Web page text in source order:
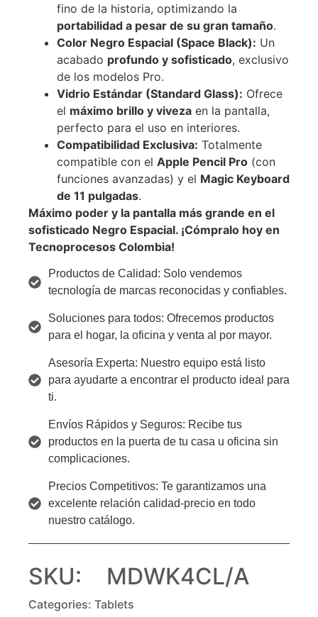
fino de la historia, optimizando la
portabilidad a pesar de su gran tamaño.
Color Negro Espacial (Space Black): Un
acabado profundo y sofisticado, exclusivo
de los modelos Pro.
Vidrio Estándar (Standard Glass): Ofrece
el máximo brillo y viveza en la pantalla,
perfecto para el uso en interiores.
Compatibilidad Exclusiva: Totalmente
compatible con el Apple Pencil Pro (con
funciones avanzadas) y el Magic Keyboard
de 11 pulgadas.
Máximo poder y la pantalla más grande en el
sofisticado Negro Espacial. ¡Cómpralo hoy en
Tecnoprocesos Colombia!
Productos de Calidad: Solo vendemos
tecnología de marcas reconocidas y confiables.
Soluciones para todos: Ofrecemos productos
para el hogar, la oficina y venta al por mayor.
Asesoría Experta: Nuestro equipo está listo
para ayudarte a encontrar el producto ideal para
ti.
Envíos Rápidos y Seguros: Recibe tus
productos en la puerta de tu casa u oficina sin
complicaciones.
Precios Competitivos: Te garantizamos una
excelente relación calidad-precio en todo
nuestro catálogo.
SKU: MDWK4CL/A
Categories: Tablets